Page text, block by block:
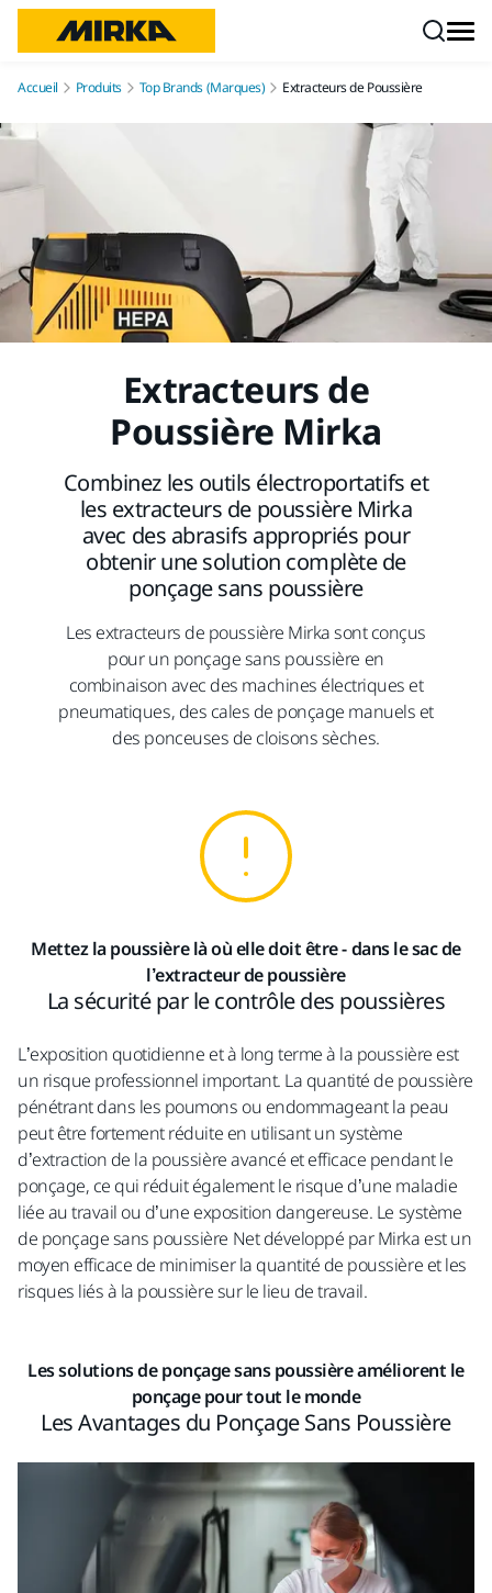
Accueil Produits Top Brands (Marques) Extracteurs de Poussière
Extracteurs de
Poussière Mirka
Combinez les outils électroportatifs et
les extracteurs de poussière Mirka
avec des abrasifs appropriés pour
obtenir une solution complète de
ponçage sans poussière
Les extracteurs de poussière Mirka sont conçus
pour un ponçage sans poussière en
combinaison avec des machines électriques et
pneumatiques, des cales de ponçage manuels et
des ponceuses de cloisons sèches.
Mettez la poussière là où elle doit être - dans le sac de
l’extracteur de poussière
La sécurité par le contrôle des poussières
L’exposition quotidienne et à long terme à la poussière est
un risque professionnel important. La quantité de poussière
pénétrant dans les poumons ou endommageant la peau
peut être fortement réduite en utilisant un système
d’extraction de la poussière avancé et efficace pendant le
ponçage, ce qui réduit également le risque d’une maladie
liée au travail ou d’une exposition dangereuse. Le système
de ponçage sans poussière Net développé par Mirka est un
moyen efficace de minimiser la quantité de poussière et les
risques liés à la poussière sur le lieu de travail.
Les solutions de ponçage sans poussière améliorent le
ponçage pour tout le monde
Les Avantages du Ponçage Sans Poussière